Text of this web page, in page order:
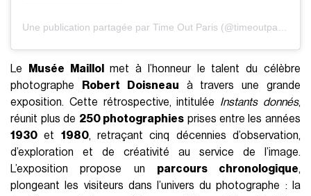
Une publication partagée par Time Out Paris (@timeoutparis)
Le M usée Maillol
met à l’honneur le talent du célèbre
photographe
Robert Doisneau à travers une grande
exposition. Cette rétrospective, intitulée Instants donnés,
réunit plus de 250 photographies prises entre les années
1930 et 1980, retraçant cinq décennies d’observation,
d’exploration et de créativité au service de l’image.
L’exposition propose un parcours chronologique,
plongeant les visiteurs dans l’univers du photographe : la